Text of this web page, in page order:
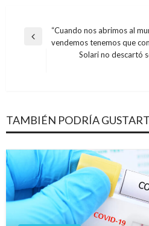
Navegación
Entrada
“Cuando nos abrimos al
vendemos tenemos que
Solari no descartó
TAMBIÉN PODRÍA